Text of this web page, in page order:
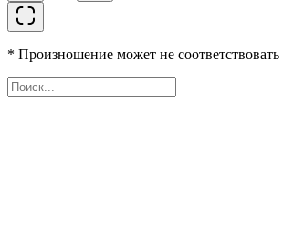
* Произношение может не